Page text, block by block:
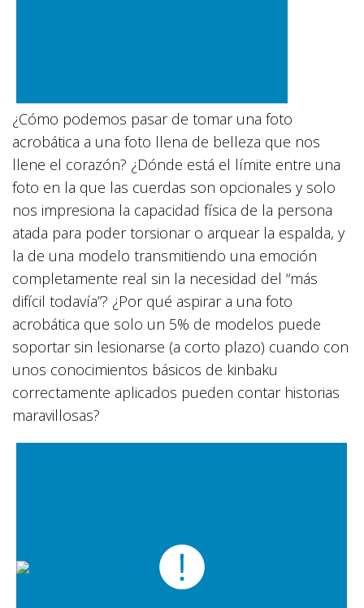
¿Cómo podemos pasar de tomar una foto
acrobática a una foto llena de belleza que nos
llene el corazón? ¿Dónde está el límite entre una
foto en la que las cuerdas son opcionales y solo
nos impresiona la capacidad física de la persona
atada para poder torsionar o arquear la espalda, y
la de una modelo transmitiendo una emoción
completamente real sin la necesidad del “más
difícil todavía”? ¿Por qué aspirar a una foto
acrobática que solo un 5% de modelos puede
soportar sin lesionarse (a corto plazo) cuando con
unos conocimientos básicos de kinbaku
correctamente aplicados pueden contar historias
maravillosas?